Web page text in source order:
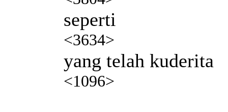
seperti
<3634>
yang telah kuderita
<1096>